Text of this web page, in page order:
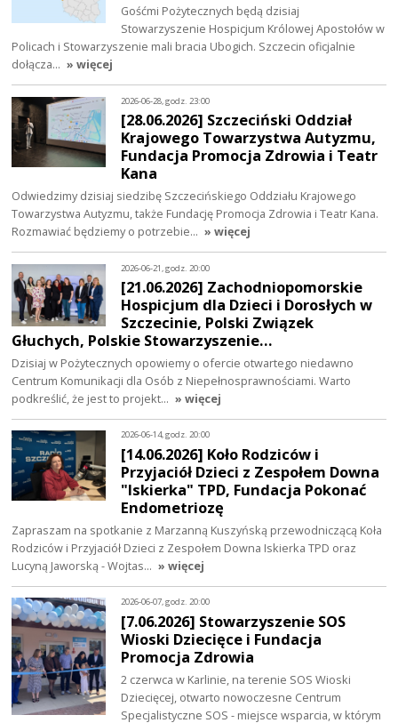
Gośćmi Pożytecznych będą dzisiaj
Stowarzyszenie Hospicjum Królowej Apostołów w
Policach i Stowarzyszenie mali bracia Ubogich. Szczecin oficjalnie
dołącza… » więcej
2026-06-28, godz. 23:00
[28.06.2026] Szczeciński Oddział
Krajowego Towarzystwa Autyzmu,
Fundacja Promocja Zdrowia i Teatr
Kana
Odwiedzimy dzisiaj siedzibę Szczecińskiego Oddziału Krajowego
Towarzystwa Autyzmu, także Fundację Promocja Zdrowia i Teatr Kana.
Rozmawiać będziemy o potrzebie… » więcej
2026-06-21, godz. 20:00
[21.06.2026] Zachodniopomorskie
Hospicjum dla Dzieci i Dorosłych w
Szczecinie, Polski Związek
Głuchych, Polskie Stowarzyszenie…
Dzisiaj w Pożytecznych opowiemy o ofercie otwartego niedawno
Centrum Komunikacji dla Osób z Niepełnosprawnościami. Warto
podkreślić, że jest to projekt… » więcej
2026-06-14, godz. 20:00
[14.06.2026] Koło Rodziców i
Przyjaciół Dzieci z Zespołem Downa
"Iskierka" TPD, Fundacja Pokonać
Endometriozę
Zapraszam na spotkanie z Marzanną Kuszyńską przewodniczącą Koła
Rodziców i Przyjaciół Dzieci z Zespołem Downa Iskierka TPD oraz
Lucyną Jaworską - Wojtas… » więcej
2026-06-07, godz. 20:00
[7.06.2026] Stowarzyszenie SOS
Wioski Dziecięce i Fundacja
Promocja Zdrowia
2 czerwca w Karlinie, na terenie SOS Wioski
Dziecięcej, otwarto nowoczesne Centrum
Specjalistyczne SOS - miejsce wsparcia, w którym